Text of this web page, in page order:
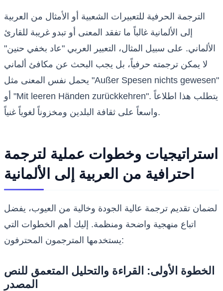
الترجمة الحرفية للتعبيرات الشعبية أو الأمثال من العربية
إلى الألمانية غالباً ما تفقد المعنى أو تبدو غريبة للقارئ
الألماني. على سبيل المثال، التعبير العربي "عاد بخفي حنين"
لا يمكن ترجمته حرفياً، بل يجب البحث عن مكافئ ألماني
يحمل نفس المعنى مثل "Außer Spesen nichts gewesen"
أو "Mit leeren Händen zurückkehren". يتطلب هذا اطلاعاً
واسعاً على ثقافة البلدين ومخزوناً لغوياً غنياً.
استراتيجيات وخطوات عملية لترجمة
احترافية من العربية إلى الألمانية
لضمان تقديم ترجمة عالية الجودة وخالية من العيوب، يفضل
اتباع منهجية واضحة ومنظمة. إليك أهم الخطوات التي
يستخدمها المترجمون المحترفون:
الخطوة الأولى: القراءة والتحليل المتعمق للنص
المصدر